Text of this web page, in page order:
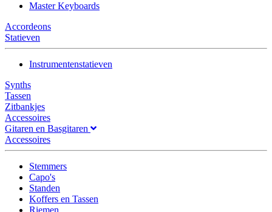
Master Keyboards
Accordeons
Statieven
Instrumentenstatieven
Synths
Tassen
Zitbankjes
Accessoires
Gitaren en Basgitaren
Accessoires
Stemmers
Capo's
Standen
Koffers en Tassen
Riemen